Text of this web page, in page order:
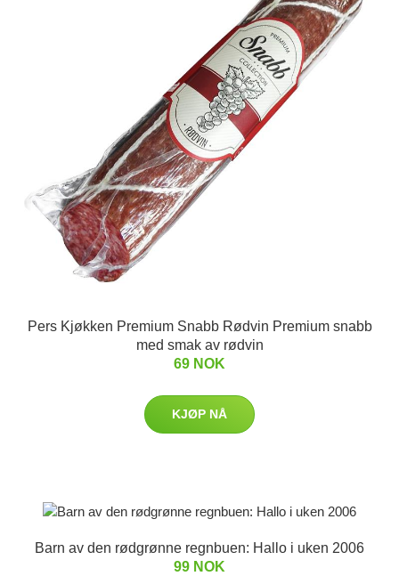
Pers Kjøkken Premium Snabb Rødvin Premium snabb
med smak av rødvin
69 NOK
KJØP NÅ
Barn av den rødgrønne regnbuen: Hallo i uken 2006
99 NOK